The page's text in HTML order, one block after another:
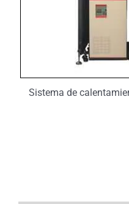
Sistema de